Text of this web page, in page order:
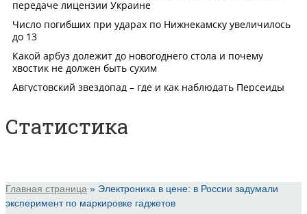
Статистика
Главная страница » Электроника в цене: в России задумали
эксперимент по маркировке гаджетов